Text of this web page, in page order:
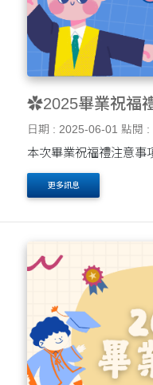
✿2025畢業祝福
日期 : 2025-06-01 點閱 :
本次畢業祝福禮注意事
更多訊息